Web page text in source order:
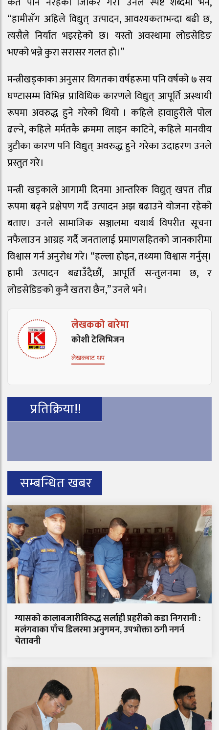
“हामीसँग अहिले विद्युत् उत्पादन, आवश्यकताभन्दा बढी छ,
त्यसैले निर्यात भइरहेको छ। यस्तो अवस्थामा लोडसेडिङ
भएको भन्ने कुरा सरासर गलत हो।”
मन्त्रीखड्काका अनुसार विगतका वर्षहरूमा पनि वर्षको ७ सय
घण्टासम्म विभिन्न प्राविधिक कारणले विद्युत् आपूर्ति अस्थायी
रूपमा अवरुद्ध हुने गरेको थियो । कहिले हावाहुरीले पोल
ढल्ने, कहिले मर्मतकै क्रममा लाइन काटिने, कहिले मानवीय
त्रुटीका कारण पनि विद्युत् अवरुद्ध हुने गरेका उदाहरण उनले
प्रस्तुत गरे।
मन्त्री खड्काले आगामी दिनमा आन्तरिक विद्युत् खपत तीव्र
रूपमा बढ्ने प्रक्षेपण गर्दै उत्पादन अझ बढाउने योजना रहेको
बताए। उनले सामाजिक सञ्जालमा यथार्थ विपरीत सूचना
नफैलाउन आग्रह गर्दै जनतालाई प्रमाणसहितको जानकारीमा
विश्वास गर्न अनुरोध गरे। “हल्ला होइन, तथ्यमा विश्वास गर्नुस्।
हामी उत्पादन बढाउँदैछौं, आपूर्ति सन्तुलनमा छ, र
लोडसेडिङको कुनै खतरा छैन,” उनले भने।
लेखकको बारेमा
कोशी टेलिभिजन
लेखकबाट थप
प्रतिक्रिया!!
सम्बन्धित खबर
ग्यासको कालाबजारीविरुद्ध सर्लाही प्रहरीको कडा निगरानी :
मलंगवाका पाँच डिलरमा अनुगमन, उपभोक्ता ठगी नगर्न
चेतावनी